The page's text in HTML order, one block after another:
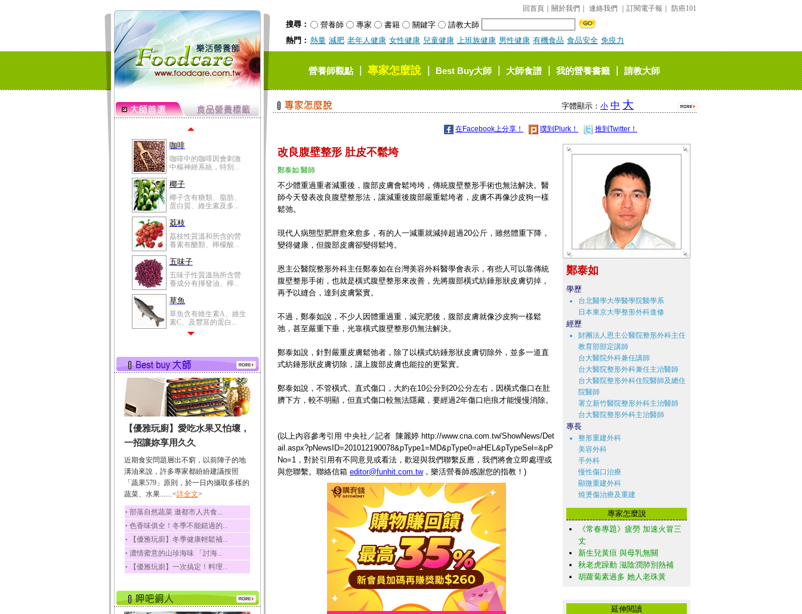
回首頁 關於我們 連絡我們 訂閱電子報 防癌101
搜尋： 營養師 專家 書籍 關鍵字
請教大師
熱門： 熱量 減肥 老年人健康 女性健康 兒童健康 上班族健康 男性健康 有機食品 食品安全 免疫力
營養師觀點｜專家怎麼說｜Best Buy大師｜大師食譜｜我的營養書籤｜請教大師
量極低是水腫病人的...
豆豉裡頭含有營養的蛋
白質、脂肪、鈣、磷...
榛果
榛果裡所含的營養素有
迷迭香
迷迭香 裡頭含有咖啡
酸、迷迭香酸、植物...
咖啡
咖啡中的咖啡因會刺激
中樞神經系統，特別...
椰子
椰子含有糖類、脂肪、
蛋白質、維生素及多...
荔枝
荔枝性質溫和所含的營
養素有醣類、檸檬酸...
五味子
五味子性質溫熱所含營
養成分有揮發油、檸...
草魚
草魚含有維生素A、維生
素C、及豐富的蛋白...
【優雅玩廚】愛吃水果又怕壞，
一招讓妳享用久久
近期食安問題層出不窮，以前陣子的地
溝油來說，許多專家都紛紛建議按照
「蔬果579」原則，於一日內攝取多樣的
蔬菜、水果.......<詳全文>
‧ 部落自然蔬菜 邀都市人共食...
‧ 色香味俱全！冬季不能錯過的...
‧ 【優雅玩廚】冬季健康輕鬆補...
‧ 濃情蜜意的山珍海味 「討海...
‧ 【優雅玩廚】一次搞定！料理...
字體顯示： 小 中 大
在Facebook上分享！ 噗到Plurk！ 推到Twitter！
改良腹壁整形 肚皮不鬆垮
鄭泰如 醫師
不少體重過重者減重後，腹部皮膚會鬆垮垮，傳統腹壁整形手術也無法解決。醫
師今天發表改良腹壁整形法，讓減重後腹部嚴重鬆垮者，皮膚不再像沙皮狗一樣
鬆弛。
現代人病態型肥胖愈來愈多，有的人一減重就減掉超過20公斤，雖然體重下降，
變得健康，但腹部皮膚卻變得鬆垮。
恩主公醫院整形外科主任鄭泰如在台灣美容外科醫學會表示，有些人可以靠傳統
腹壁整形手術，也就是橫式腹壁整形來改善，先將腹部橫式紡錘形狀皮膚切掉，
再予以縫合，達到皮膚緊實。
不過，鄭泰如說，不少人因體重過重，減完肥後，腹部皮膚就像沙皮狗一樣鬆
弛，甚至嚴重下垂，光靠橫式腹壁整形仍無法解決。
鄭泰如說，針對嚴重皮膚鬆弛者，除了以橫式紡錘形狀皮膚切除外，並多一道直
式紡錘形狀皮膚切除，讓上腹部皮膚也能拉的更緊實。
鄭泰如說，不管橫式、直式傷口，大約在10公分到20公分左右，因橫式傷口在肚
臍下方，較不明顯，但直式傷口較無法隱藏，要經過2年傷口疤痕才能慢慢消除。
(以上內容參考引用 中央社／記者 陳麗婷 http://www.cna.com.tw/ShowNews/Det
ail.aspx?pNewsID=201012190078&pType1=MD&pType0=aHEL&pTypeSel=&pP
No=1，對於引用有不同意見或看法，歡迎與我們聯繫反應，我們將會立即處理或
與您聯繫。聯絡信箱 editor@funhit.com.tw，樂活營養師感謝您的指教！)
鄭泰如
學歷
台北醫學大學醫學院醫學系
日本東京大學整形外科進修
經歷
財團法人恩主公醫院整形外科主任
教育部部定講師
台大醫院外科兼任講師
台大醫院整形外科兼任主治醫師
台大醫院整形外科住院醫師及總住
院醫師
署立新竹醫院整形外科主治醫師
台大醫院整形外科主治醫師
專長
整形重建外科
美容外科
手外科
慢性傷口治療
顯微重建外科
燒燙傷治療及重建
專家怎麼說
《常春專題》疲勞 加速火冒三
丈
新生兒黃疸 與母乳無關
秋老虎躁動 滋陰潤肺別熱補
胡蘿蔔素過多 她人老珠黃
延伸閱讀